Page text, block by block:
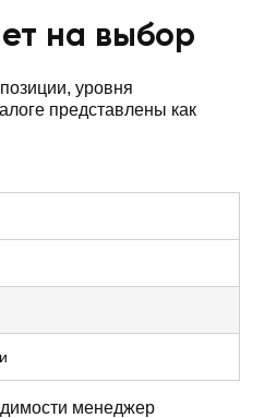
на выбор
уровня
представлены как
менеджер